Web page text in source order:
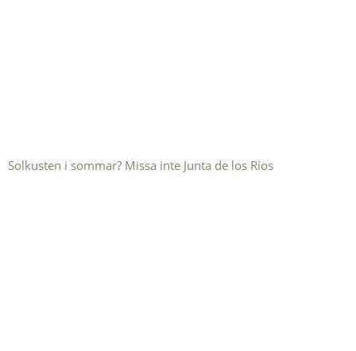
Solkusten i sommar? Missa inte Junta de los Ríos